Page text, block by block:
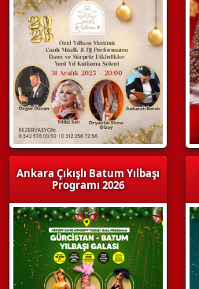
Ankara Çıkışlı Batum Yılbaşı
Programı 2026